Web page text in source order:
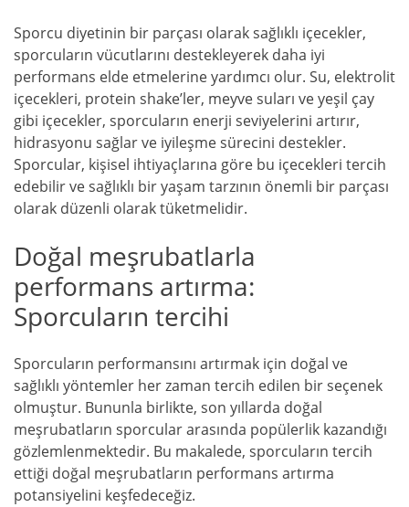
Sporcu diyetinin bir parçası olarak sağlıklı içecekler,
sporcuların vücutlarını destekleyerek daha iyi
performans elde etmelerine yardımcı olur. Su, elektrolit
içecekleri, protein shake’ler, meyve suları ve yeşil çay
gibi içecekler, sporcuların enerji seviyelerini artırır,
hidrasyonu sağlar ve iyileşme sürecini destekler.
Sporcular, kişisel ihtiyaçlarına göre bu içecekleri tercih
edebilir ve sağlıklı bir yaşam tarzının önemli bir parçası
olarak düzenli olarak tüketmelidir.
Doğal meşrubatlarla
performans artırma:
Sporcuların tercihi
Sporcuların performansını artırmak için doğal ve
sağlıklı yöntemler her zaman tercih edilen bir seçenek
olmuştur. Bununla birlikte, son yıllarda doğal
meşrubatların sporcular arasında popülerlik kazandığı
gözlemlenmektedir. Bu makalede, sporcuların tercih
ettiği doğal meşrubatların performans artırma
potansiyelini keşfedeceğiz.